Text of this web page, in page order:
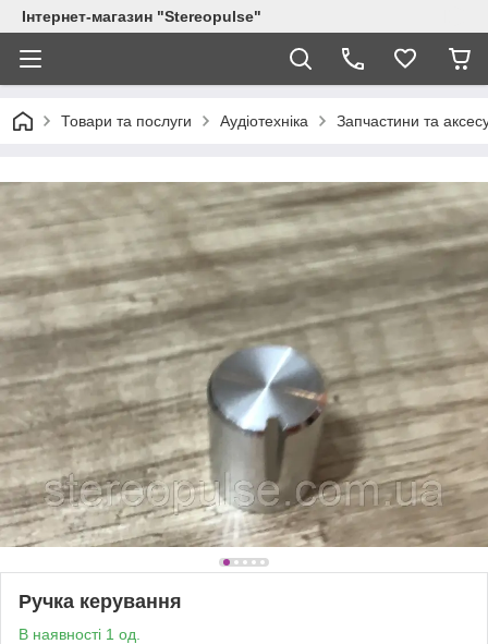
Інтернет-магазин "Stereopulse"
Товари та послуги Аудіотехніка Запчастини та
Ручка керування
В наявності 1 од.